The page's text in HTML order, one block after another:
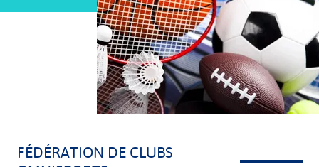
FÉDÉRATION DE CLUBS